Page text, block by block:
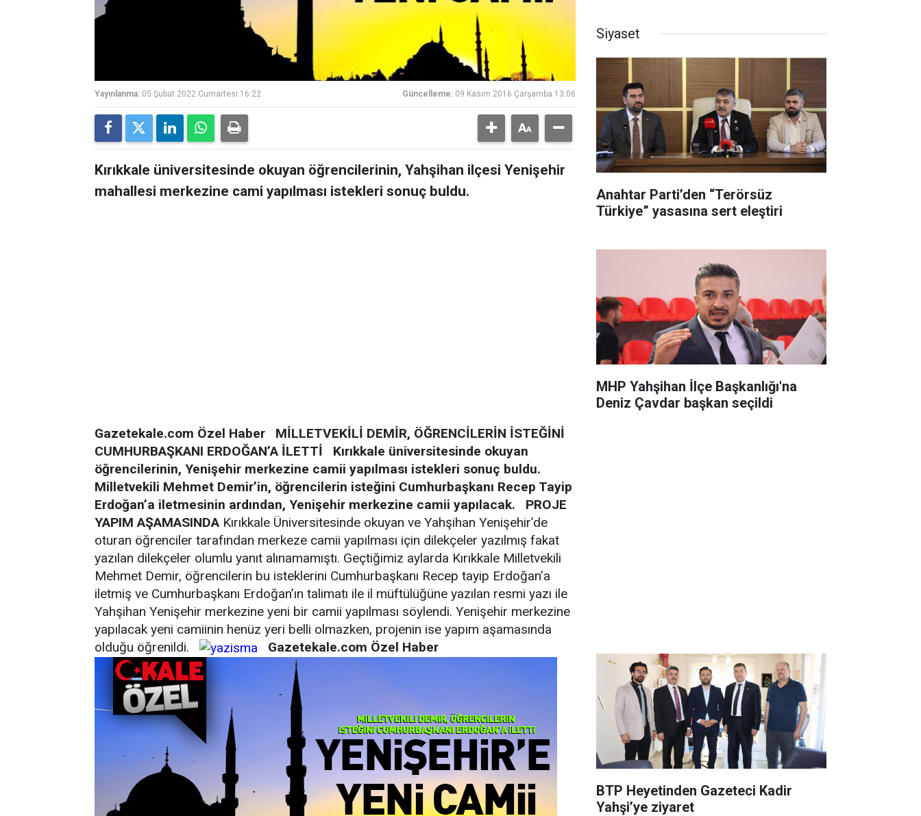
Yayınlanma: 05 Şubat 2022 Cumartesi 16:22 Güncelleme: 09 Kasım 2016 Çarşamba 13:06
Kırıkkale üniversitesinde okuyan öğrencilerinin, Yahşihan ilçesi Yenişehir
mahallesi merkezine cami yapılması istekleri sonuç buldu.
Gazetekale.com Özel Haber
MİLLETVEKİLİ DEMİR, ÖĞRENCİLERİN İSTEĞİNİ
CUMHURBAŞKANI ERDOĞAN’A İLETTİ
Kırıkkale üniversitesinde okuyan
öğrencilerinin, Yenişehir merkezine camii yapılması istekleri sonuç buldu.
Milletvekili Mehmet Demir’in, öğrencilerin isteğini Cumhurbaşkanı Recep Tayip
Erdoğan’a iletmesinin ardından, Yenişehir merkezine camii yapılacak.
PROJE
YAPIM AŞAMASINDA Kırıkkale Üniversitesinde okuyan ve Yahşihan Yenişehir’de
oturan öğrenciler tarafından merkeze camii yapılması için dilekçeler yazılmış fakat
yazılan dilekçeler olumlu yanıt alınamamıştı. Geçtiğimiz aylarda Kırıkkale Milletvekili
Mehmet Demir, öğrencilerin bu isteklerini Cumhurbaşkanı Recep tayip Erdoğan’a
iletmiş ve Cumhurbaşkanı Erdoğan’ın talimatı ile il müftülüğüne yazılan resmi yazı ile
Yahşihan Yenişehir merkezine yeni bir camii yapılması söylendi. Yenişehir merkezine
yapılacak yeni camiinin henüz yeri belli olmazken, projenin ise yapım aşamasında
olduğu öğrenildi.
Gazetekale.com Özel Haber
Siyaset
Anahtar Parti’den “Terörsüz
Türkiye” yasasına sert eleştiri
MHP Yahşihan İlçe Başkanlığı'na
Deniz Çavdar başkan seçildi
BTP Heyetinden Gazeteci Kadir
Yahşi’ye ziyaret